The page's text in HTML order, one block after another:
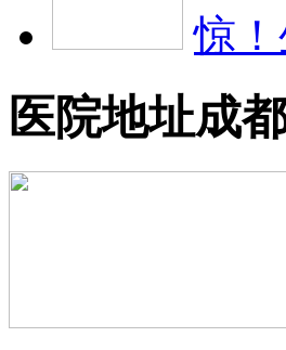
惊
医院地址成